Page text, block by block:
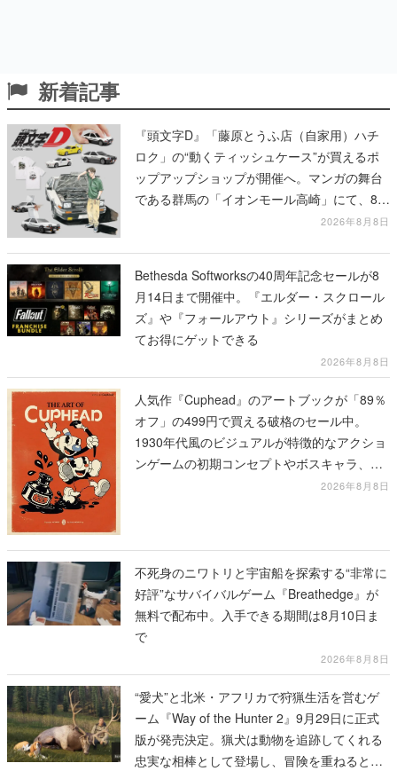
新着記事
『頭文字D』「藤原とうふ店（自家用）ハチ
ロク」の“動くティッシュケース”が買えるポ
ップアップショップが開催へ。マンガの舞台
である群馬の「イオンモール高崎」にて、8月
11日から8月20日までの期間限定で開催予定
2026年8月8日
Bethesda Softworksの40周年記念セールが8
月14日まで開催中。『エルダー・スクロール
ズ』や『フォールアウト』シリーズがまとめ
てお得にゲットできる
2026年8月8日
人気作『Cuphead』のアートブックが「89％
オフ」の499円で買える破格のセール中。
1930年代風のビジュアルが特徴的なアクショ
ンゲームの初期コンセプトやボスキャラ、ス
2026年8月8日
不死身のニワトリと宇宙船を探索する“非常に
好評”なサバイバルゲーム『Breathedge』が
無料で配布中。入手できる期間は8月10日ま
で
2026年8月8日
“愛犬”と北米・アフリカで狩猟生活を営むゲ
ーム『Way of the Hunter 2』9月29日に正式
版が発売決定。猟犬は動物を追跡してくれる
忠実な相棒として登場し、冒険を重ねると成